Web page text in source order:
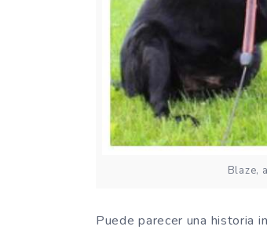
Blaze,
Puede parecer una historia